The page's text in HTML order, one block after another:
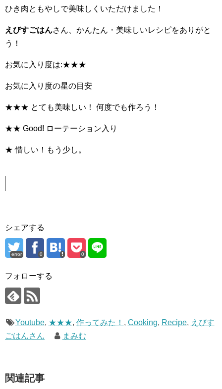
ひき肉ともやしで美味しくいただけました！
えびすごはんさん、かんたん・美味しいレシピをありがと
う！
お気に入り度は:★★★
お気に入り度の星の目安
★★★ とても美味しい！ 何度でも作ろう！
★★ Good! ローテーション入り
★ 惜しい！もう少し。
シェアする
error 0 0
フォローする
Youtube, ★★★, 作ってみた！ , Cooking, Recipe, えびす
ごはんさん
まみむ
関連記事